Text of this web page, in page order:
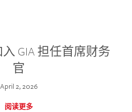
入 GIA 担任首席财务
官
April 2, 2026
阅读更多